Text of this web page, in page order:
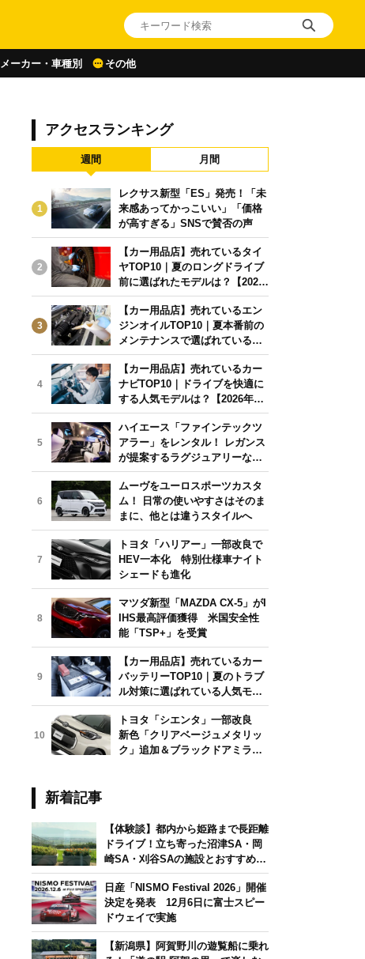
メーカー・車種別 その他
アクセスランキング
週間 月間
1
レクサス新型「ES」発売！「未
来感あってかっこいい」「価格
が高すぎる」SNSで賛否の声
2
【カー用品店】売れているタイ
ヤTOP10｜夏のロングドライブ
前に選ばれたモデルは？【2026
年6月版】
3
【カー用品店】売れているエン
ジンオイルTOP10｜夏本番前の
メンテナンスで選ばれている人
気モデルは？【2026年6月版】
4
【カー用品店】売れているカー
ナビTOP10｜ドライブを快適に
する人気モデルは？【2026年6
月版】
5
ハイエース「ファインテックツ
アラー」をレンタル！ レガンス
が提案するラグジュアリーな移
動体験
6
ムーヴをユーロスポーツカスタ
ム！ 日常の使いやすさはそのま
まに、他とは違うスタイルへ
7
トヨタ「ハリアー」一部改良で
HEV一本化 特別仕様車ナイト
シェードも進化
8
マツダ新型「MAZDA CX-5」がI
IHS最高評価獲得 米国安全性
能「TSP+」を受賞
9
【カー用品店】売れているカー
バッテリーTOP10｜夏のトラブ
ル対策に選ばれている人気モデ
ルは？【2026年6月版】
10
トヨタ「シエンタ」一部改良
新色「クリアベージュメタリッ
ク」追加＆ブラックドアミラー
新着記事
【体験談】都内から姫路まで長距離
ドライブ！立ち寄った沼津SA・岡
崎SA・刈谷SAの施設とおすすめグ
ルメを紹介
日産「NISMO Festival 2026」開催
決定を発表 12月6日に富士スピー
ドウェイで実施
【新潟県】阿賀野川の遊覧船に乗れ